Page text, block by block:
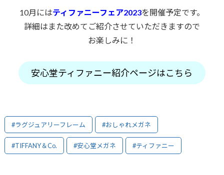
10月にはティファニーフェア2023を開催予定です。
詳細はまた改めてご紹介させていただきますので
お楽しみに！
安心堂ティファニー紹介ページはこちら
#ラグジュアリーフレーム #おしゃれメガネ
#TIFFANY＆Co. #安心堂メガネ #ティファニー